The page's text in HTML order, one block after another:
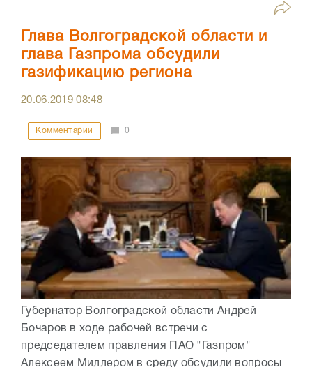
Глава Волгоградской области и
глава Газпрома обсудили
газификацию региона
20.06.201908:48
Комментарии 0
Губернатор Волгоградской области Андрей
Бочаров в ходе рабочей встречи с
председателем правления ПАО "Газпром"
Алексеем Миллером в среду обсудили вопросы